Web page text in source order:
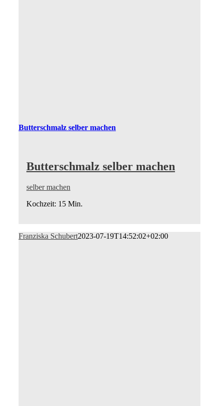
Butterschmalz selber machen
Butterschmalz selber machen
selber machen
Kochzeit: 15 Min.
Franziska Schubert2023-07-19T14:52:02+02:00